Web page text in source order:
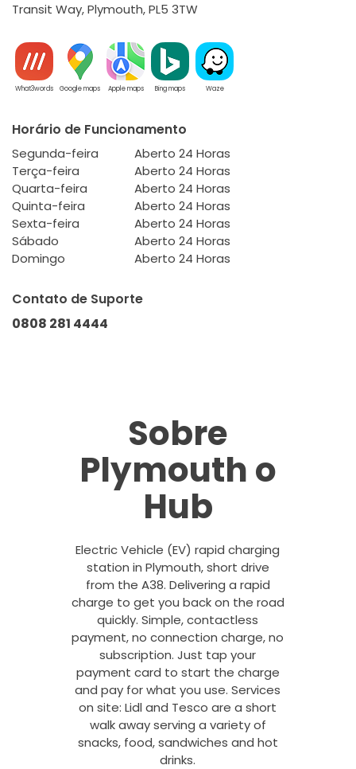
Transit Way, Plymouth, PL5 3TW
What3words Google maps Apple maps Bing maps Waze
Horário de Funcionamento
Segunda-feira
Aberto 24 Horas
Terça-feira
Aberto 24 Horas
Quarta-feira
Aberto 24 Horas
Quinta-feira
Aberto 24 Horas
Sexta-feira
Aberto 24 Horas
Sábado
Aberto 24 Horas
Domingo
Aberto 24 Horas
Contato de Suporte
0808 281 4444
Sobre
Plymouth o
Hub
Electric Vehicle (EV) rapid charging
station in Plymouth, short drive
from the A38. Delivering a rapid
charge to get you back on the road
quickly. Simple, contactless
payment, no connection charge, no
subscription. Just tap your
payment card to start the charge
and pay for what you use. Services
on site: Lidl and Tesco are a short
walk away serving a variety of
snacks, food, sandwiches and hot
drinks.